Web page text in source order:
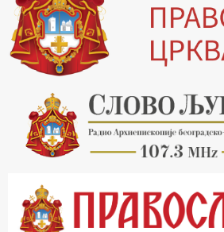
20.00 Вести из Цркве
20.15 Реч архијереја
20.30 Хроника Архиепископије
21.03 Врлинослов
22.03 Црквена предавања и трибине
23.00 Питања и одговори
00.03 Црквена предавања и трибине
01.03 Живе речи - подкаст